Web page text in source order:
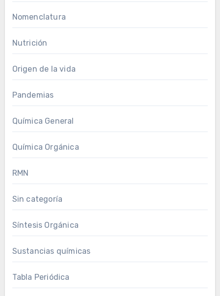
Nomenclatura
Nutrición
Origen de la vida
Pandemias
Química General
Química Orgánica
RMN
Sin categoría
Síntesis Orgánica
Sustancias químicas
Tabla Periódica